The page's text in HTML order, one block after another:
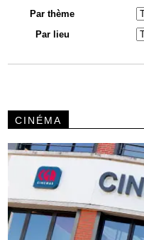
Par thème
Par lieu
CINÉMA